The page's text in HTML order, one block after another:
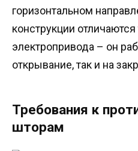
горизонтальном
конструкции
электропривода – он
открывание, так и на
Требования к
шторам